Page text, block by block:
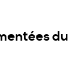
du